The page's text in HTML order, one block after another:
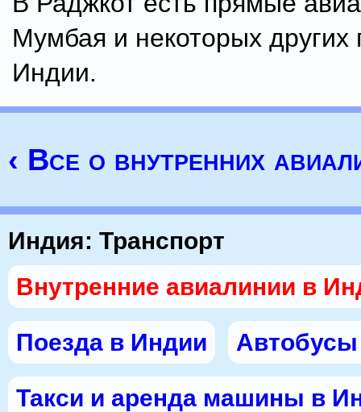
Мумбая и некоторых других
Индии.
‹ Все о внутренних
Индия: Транспорт
Внутренние авиалинии в
Поезда в Индии
Такси и аренда машины в